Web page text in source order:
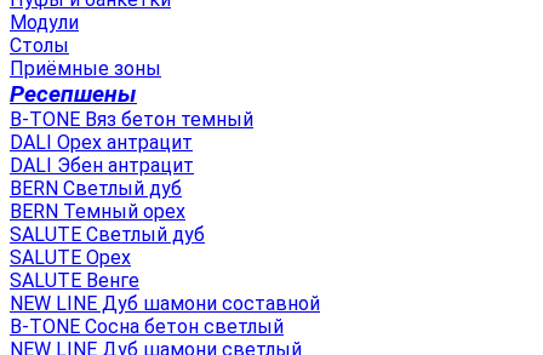
Модули
Столы
Приёмные зоны
Ресепшены
B-TONE Вяз бетон темный
DALI Орех антрацит
DALI Эбен антрацит
BERN Светлый дуб
BERN Темный орех
SALUTE Светлый дуб
SALUTE Орех
SALUTE Венге
NEW LINE Дуб шамони составной
B-TONE Сосна бетон светлый
NEW LINE Дуб шамони светлый